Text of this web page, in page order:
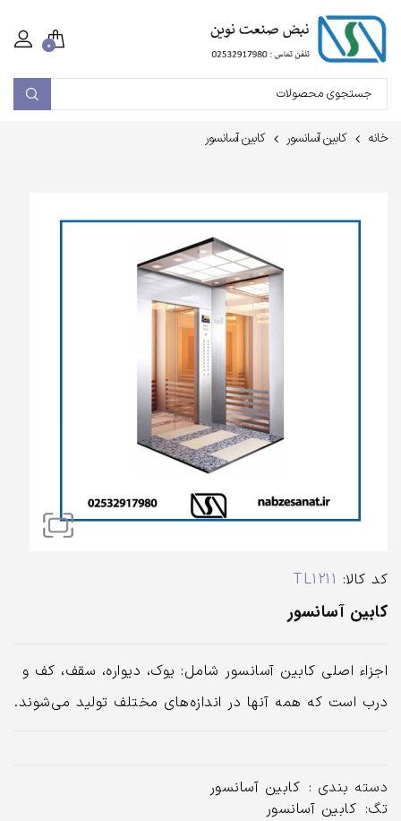
۰
خانه کابین آسانسور کابین آسانسور
کد کالا: TL1211
کابین آسانسور
اجزاء اصلی کابین آسانسور شامل: یوک، دیواره، سقف، کف و
درب است که همه آنها در اندازه‌های مختلف تولید می‌شوند.
دسته بندی : کابین آسانسور
تگ: کابین آسانسور